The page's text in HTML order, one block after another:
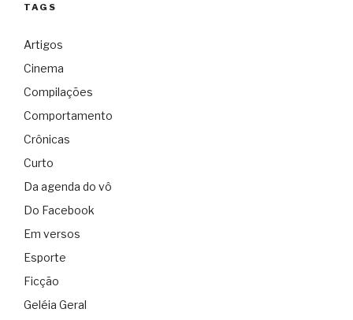
TAGS
Artigos
Cinema
Compilações
Comportamento
Crônicas
Curto
Da agenda do vô
Do Facebook
Em versos
Esporte
Ficção
Geléia Geral